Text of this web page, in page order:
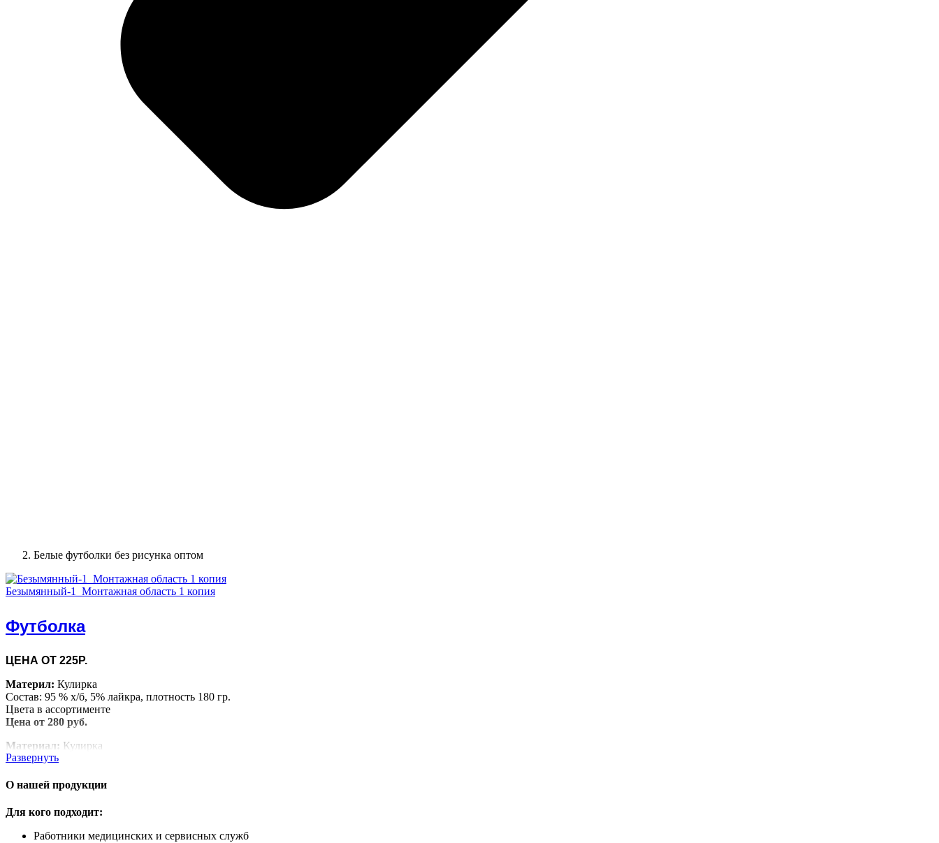
Белые футболки без рисунка оптом
Безымянный-1_Монтажная область 1 копия
Футболка
ЦЕНА ОТ 225Р.
Материл: Кулирка
Состав: 95 % х/б, 5% лайкра, плотность 180 гр.
Цвета в ассортименте
Цена от 280 руб.
Материал: Кулирка
Состав: 100% х/б, плотность 160 гр.
Цена от 225 руб.
Развернуть
О нашей продукции
Для кого подходит:
Работники медицинских и сервисных служб